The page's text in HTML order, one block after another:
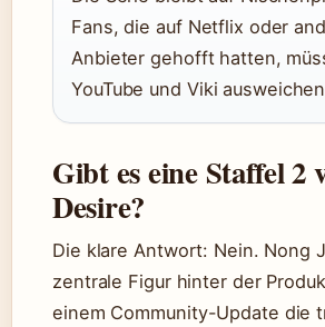
Fans, die auf Netflix oder
Anbieter gehofft hatten,
YouTube und Viki
Gibt es eine Staffel 2
Desire?
Die klare Antwort: Nein. Nong
zentrale Figur hinter der
einem Community-Update die